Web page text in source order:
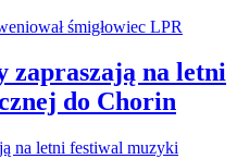
zapraszają na letni
do Chorin